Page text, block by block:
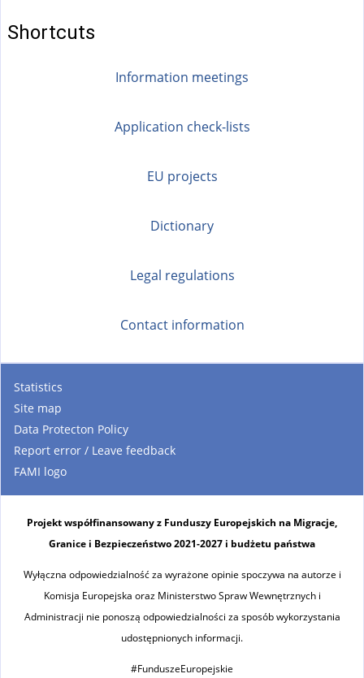
Shortcuts
Information meetings
Application check-lists
EU projects
Dictionary
Legal regulations
Contact information
Statistics
Site map
Data Protecton Policy
Report error / Leave feedback
FAMI logo
Projekt współfinansowany z Funduszy Europejskich na Migracje,
Granice i Bezpieczeństwo 2021-2027 i budżetu państwa
Wyłączna odpowiedzialność za wyrażone opinie spoczywa na autorze i
Komisja Europejska oraz Ministerstwo Spraw Wewnętrznych i
Administracji nie ponoszą odpowiedzialności za sposób wykorzystania
udostępnionych informacji.
#FunduszeEuropejskie